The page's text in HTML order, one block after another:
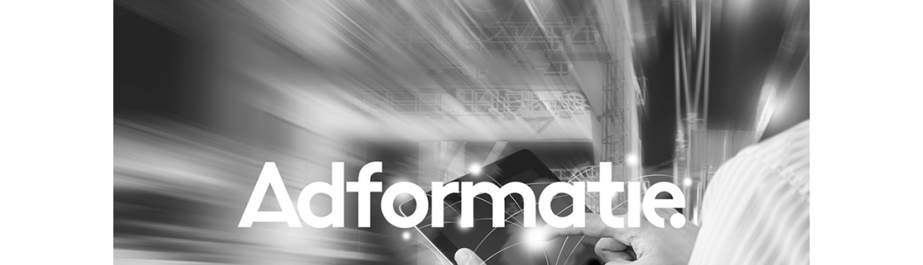
Influencer marketing
Interne communicatie
Purpose Marketing
Reputatie & crisis